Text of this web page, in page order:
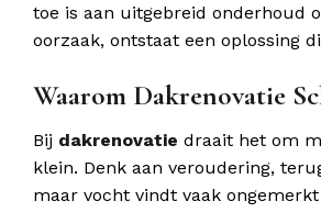
toe is aan uitgebreid onderhoud
oorzaak, ontstaat een oplossing
Waarom Dakrenovatie
Bij dakrenovatie draait het om
klein. Denk aan veroudering,
maar vocht vindt vaak